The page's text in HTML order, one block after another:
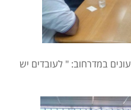
במדרחוב: " לעובדים יש